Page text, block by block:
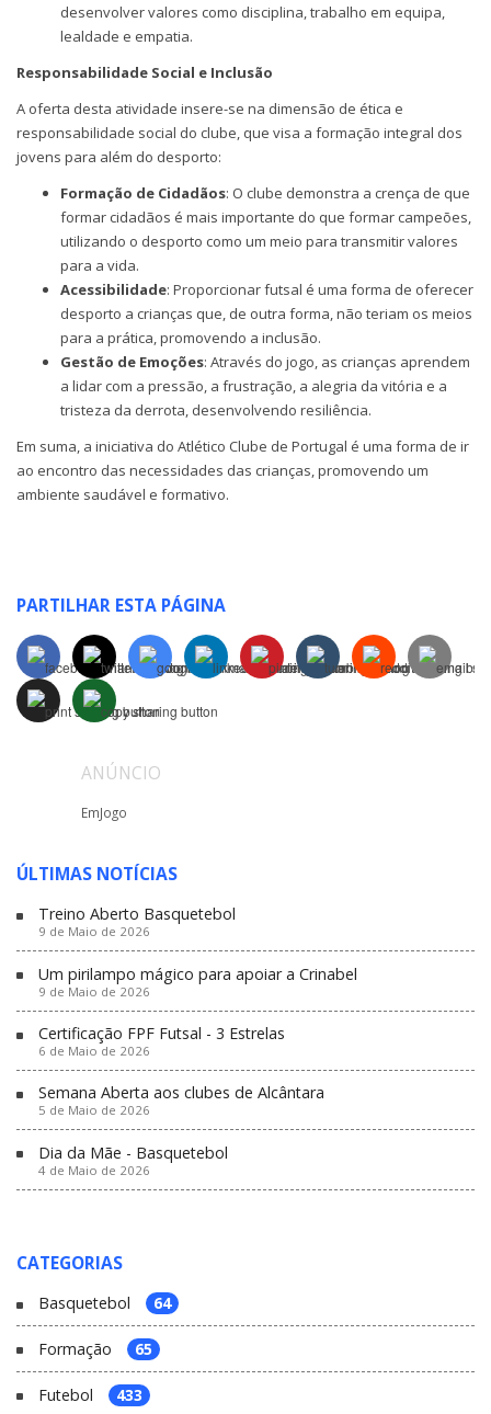
desenvolver valores como disciplina, trabalho em equipa,
lealdade e empatia.
Responsabilidade Social e Inclusão
A oferta desta atividade insere-se na dimensão de ética e
responsabilidade social do clube, que visa a formação integral dos
jovens para além do desporto:
Formação de Cidadãos: O clube demonstra a crença de que
formar cidadãos é mais importante do que formar campeões,
utilizando o desporto como um meio para transmitir valores
para a vida.
Acessibilidade: Proporcionar futsal é uma forma de oferecer
desporto a crianças que, de outra forma, não teriam os meios
para a prática, promovendo a inclusão.
Gestão de Emoções: Através do jogo, as crianças aprendem
a lidar com a pressão, a frustração, a alegria da vitória e a
tristeza da derrota, desenvolvendo resiliência.
Em suma, a iniciativa do Atlético Clube de Portugal é uma forma de ir
ao encontro das necessidades das crianças, promovendo um
ambiente saudável e formativo.
PARTILHAR ESTA PÁGINA
ANÚNCIO
EmJogo
ÚLTIMAS NOTÍCIAS
Treino Aberto Basquetebol
9 de Maio de 2026
Um pirilampo mágico para apoiar a Crinabel
9 de Maio de 2026
Certificação FPF Futsal - 3 Estrelas
6 de Maio de 2026
Semana Aberta aos clubes de Alcântara
5 de Maio de 2026
Dia da Mãe - Basquetebol
4 de Maio de 2026
CATEGORIAS
Basquetebol 64
Formação 65
Futebol 433